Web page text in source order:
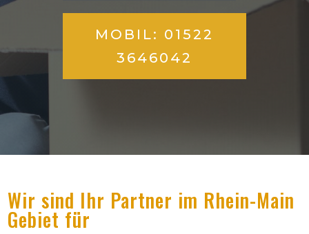
MOBIL: 01522
3646042
Wir sind Ihr Partner im Rhein-Main
Gebiet für